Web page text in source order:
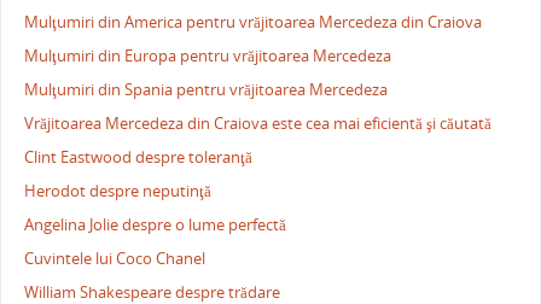
Mulţumiri din America pentru vrăjitoarea Mercedeza din Craiova
Mulţumiri din Europa pentru vrăjitoarea Mercedeza
Mulţumiri din Spania pentru vrăjitoarea Mercedeza
Vrăjitoarea Mercedeza din Craiova este cea mai eficientă şi căutată
Clint Eastwood despre toleranţă
Herodot despre neputinţă
Angelina Jolie despre o lume perfectă
Cuvintele lui Coco Chanel
William Shakespeare despre trădare